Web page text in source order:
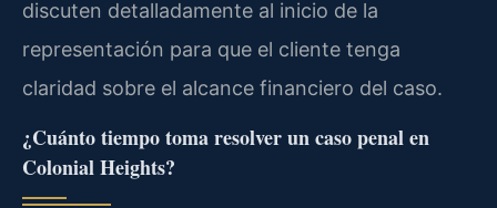
discuten detalladamente al inicio de la
representación para que el cliente tenga
claridad sobre el alcance financiero del caso.
¿Cuánto tiempo toma resolver un caso penal en
Colonial Heights?